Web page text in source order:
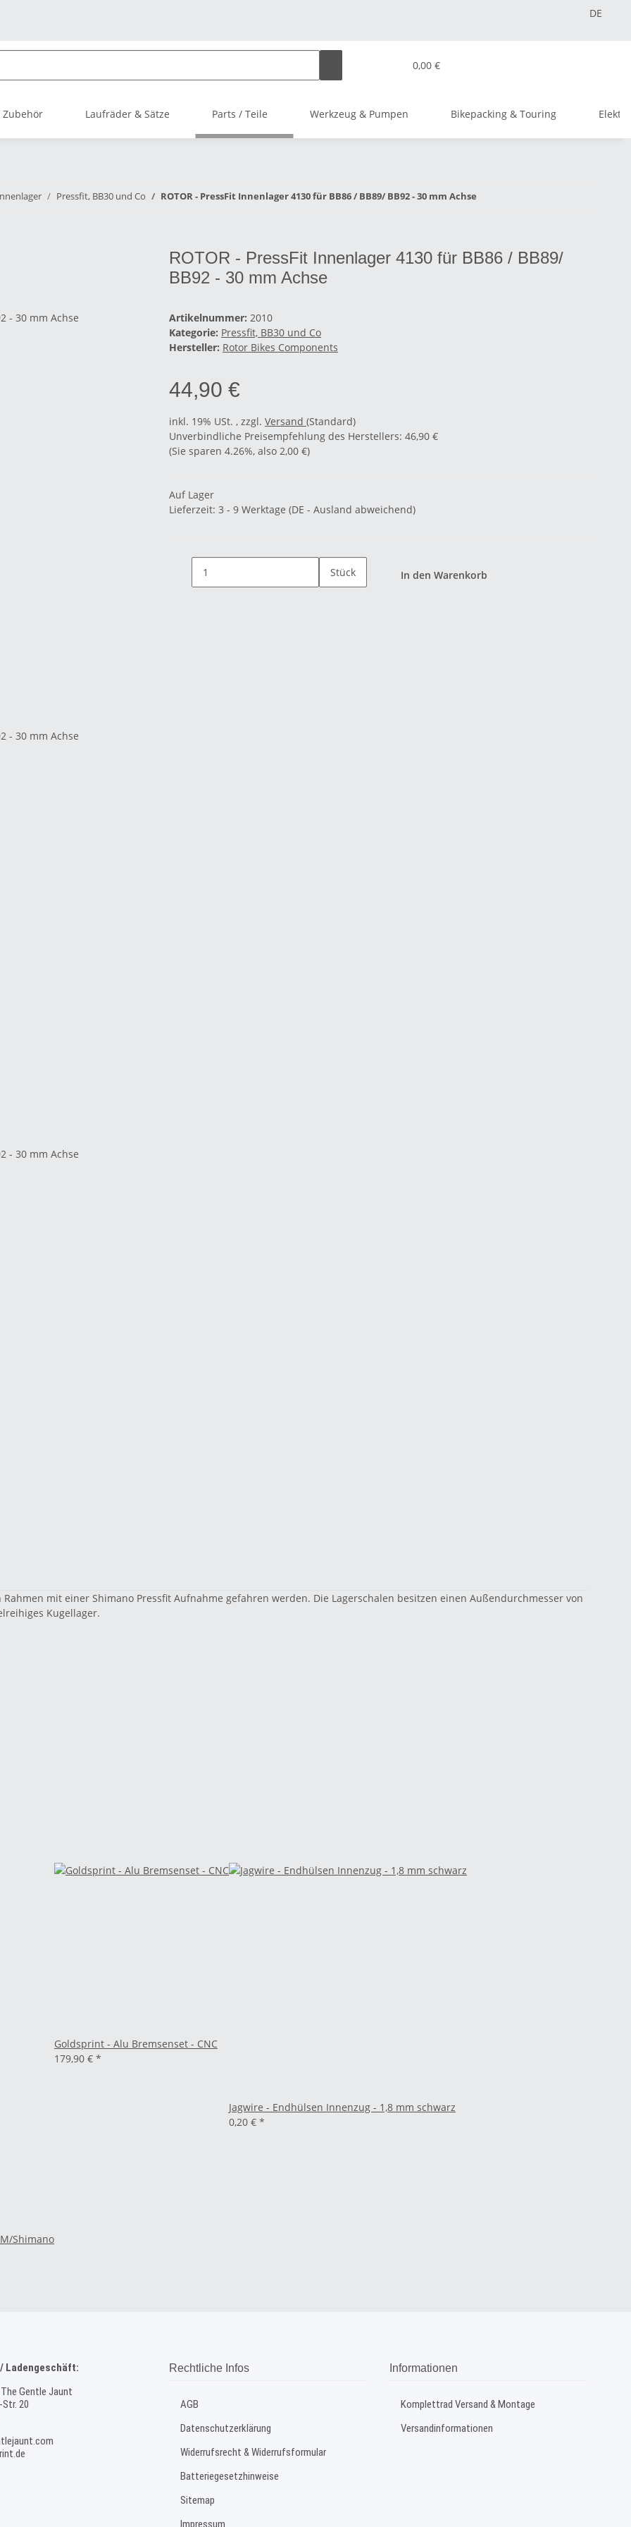
DE
0,00 €
Zubehör Laufräder & Sätze Parts / Teile Werkzeug & Pumpen Bikepacking & Touring
Pressfit, BB30 und Co ROTOR - PressFit Innenlager 4130 für BB86 / BB89/ BB92 - 30 mm Achse
ROTOR - PressFit Innenlager 4130 für BB86 / BB89/
BB92 - 30 mm Achse
Artikelnummer: 2010
Kategorie: Pressfit, BB30 und Co
Hersteller: Rotor Bikes Components
44,90 €
inkl. 19% USt. , zzgl. Versand (Standard)
Unverbindliche Preisempfehlung des Herstellers: 46,90 €
(Sie sparen 4.26%, also 2,00 €)
Auf Lager
Lieferzeit: 3 - 9 Werktage (DE - Ausland abweichend)
Stück In den Warenkorb
mit einer Shimano Pressfit Aufnahme gefahren werden. Die Lagerschalen besitzen einen Außendurchmesser von
Kugellager.
Shimano
Goldsprint - Alu Bremsenset - CNC
179,90 € *
Jagwire - Endhülsen Innenzug - 1,8 mm schwarz
0,20 € *
Ladengeschäft:
Gentle Jaunt
20
Rechtliche Infos
AGB
Datenschutzerklärung
Widerrufsrecht & Widerrufsformular
Batteriegesetzhinweise
Sitemap
Impressum
Informationen
Komplettrad Versand & Montage
Versandinformationen